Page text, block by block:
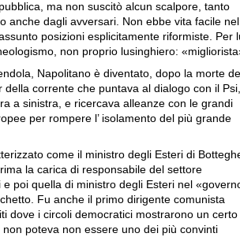
ma non suscitò alcun scalpore, tanto
anche dagli avversari. Non ebbe vita facile nel
posizioni esplicitamente riformiste. Per
non proprio lusinghiero:
Napolitano è diventato, dopo la morte
della corrente che puntava al dialogo con il Psi,
a sinistra, e ricercava alleanze con le grandi
per rompere l’ isolamento del più grande
come il ministro degli Esteri di
la carica di responsabile del settore
e poi quella di ministro degli Esteri nel
Fu anche il primo dirigente comunista
dove i circoli democratici mostrarono un certo
poteva non essere uno dei più convinti